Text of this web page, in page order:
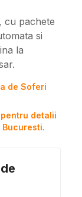
cu pachete
si
la
de Soferi
detalii
.